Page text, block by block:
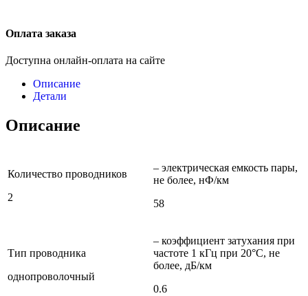
Оплата заказа
Доступна онлайн-оплата на сайте
Описание
Детали
Описание
Количество проводников
2
– электрическая емкость пары,
не более, нФ/км
58
Тип проводника
однопроволочный
– коэффициент затухания при
частоте 1 кГц при 20°С, не
более, дБ/км
0.6